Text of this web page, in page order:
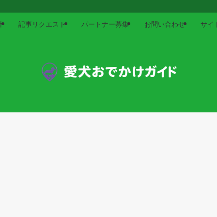
記事リクエスト パートナー募集 お問い合わせ サイ